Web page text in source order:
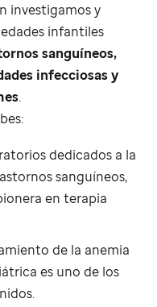
investigamos y
infantiles
sanguíneos,
infecciosas y
.
dedicados a la
sanguíneos,
en terapia
de la anemia
es uno de los